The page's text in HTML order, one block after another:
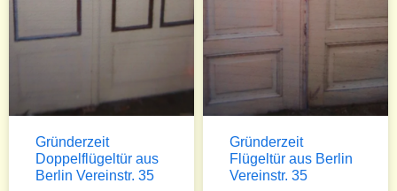
Gründerzeit
Doppelflügeltür aus
Berlin Vereinstr. 35
Gründerzeit
Flügeltür aus Berlin
Vereinstr. 35